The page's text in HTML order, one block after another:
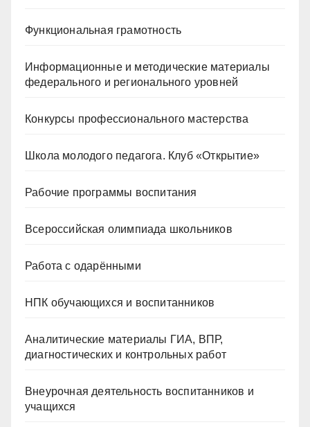
Функциональная грамотность
Информационные и методические материалы
федерального и регионального уровней
Конкурсы профессионального мастерства
Школа молодого педагога. Клуб «Открытие»
Рабочие программы воспитания
Всероссийская олимпиада школьников
Работа с одарёнными
НПК обучающихся и воспитанников
Аналитические материалы ГИА, ВПР,
диагностических и контрольных работ
Внеурочная деятельность воспитанников и
учащихся